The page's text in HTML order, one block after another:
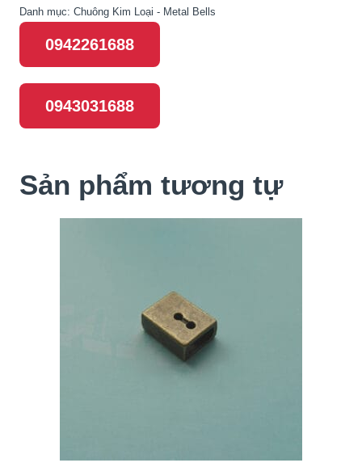
Danh mục: Chuông Kim Loại - Metal Bells
0942261688
0943031688
Sản phẩm tương tự